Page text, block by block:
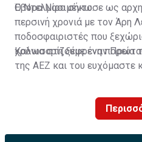
Έβορα Νασιμέντο.
Ο Ντελμίρο σήκωσε ως
περσινή χρονιά με τον Άρη
ποδοσφαιριστές που
χρόνια στη ξέφρενη πορεία
Καλωσορίζουμε έναν
της ΑΕΖ και του ευχόμαστε